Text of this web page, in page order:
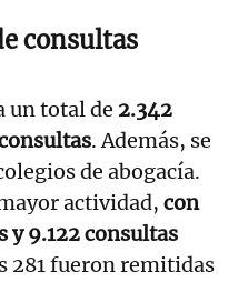
consultas
un total de 2.342
. Además, se
de abogacía.
actividad, con
y 9.122 consultas
281 fueron remitidas